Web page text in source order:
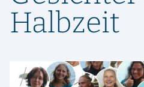
Halbzeit